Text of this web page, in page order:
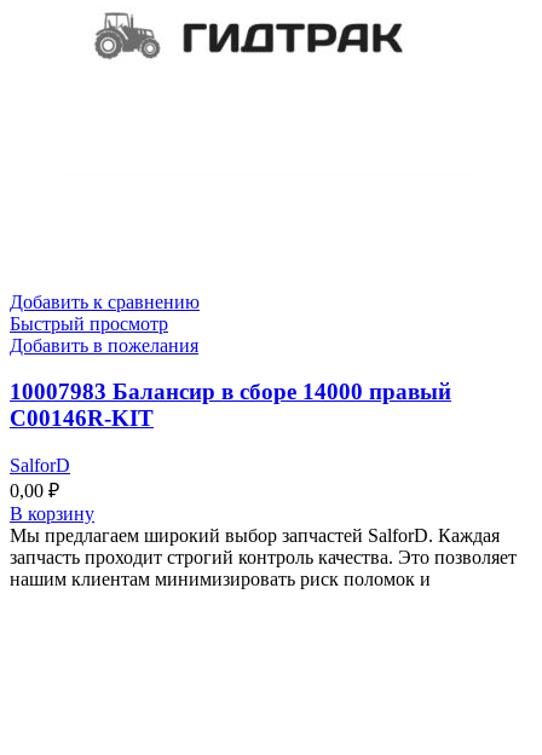
Добавить к сравнению
Быстрый просмотр
Добавить в пожелания
10007983 Балансир в сборе 14000 правый
C00146R-KIT
SalforD
0,00 ₽
В корзину
Мы предлагаем широкий выбор запчастей SalforD. Каждая
запчасть проходит строгий контроль качества. Это позволяет
нашим клиентам минимизировать риск поломок и